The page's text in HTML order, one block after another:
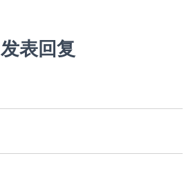
发表回复